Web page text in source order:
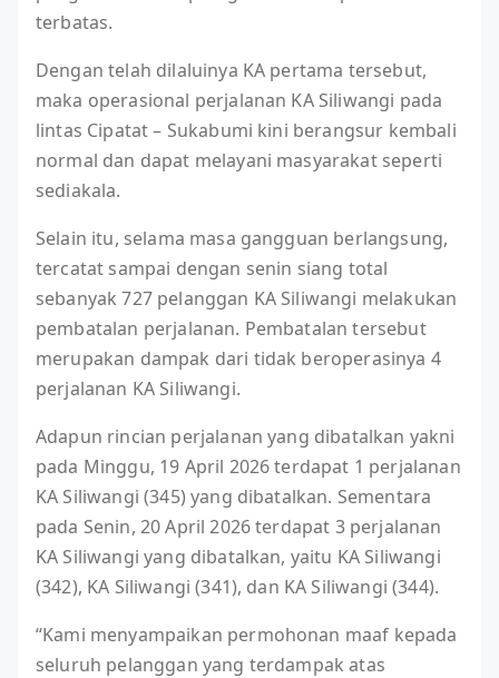
terbatas.
Dengan telah dilaluinya KA pertama tersebut,
maka operasional perjalanan KA Siliwangi pada
lintas Cipatat – Sukabumi kini berangsur kembali
normal dan dapat melayani masyarakat seperti
sediakala.
Selain itu, selama masa gangguan berlangsung,
tercatat sampai dengan senin siang total
sebanyak 727 pelanggan KA Siliwangi melakukan
pembatalan perjalanan. Pembatalan tersebut
merupakan dampak dari tidak beroperasinya 4
perjalanan KA Siliwangi.
Adapun rincian perjalanan yang dibatalkan yakni
pada Minggu, 19 April 2026 terdapat 1 perjalanan
KA Siliwangi (345) yang dibatalkan. Sementara
pada Senin, 20 April 2026 terdapat 3 perjalanan
KA Siliwangi yang dibatalkan, yaitu KA Siliwangi
(342), KA Siliwangi (341), dan KA Siliwangi (344).
“Kami menyampaikan permohonan maaf kepada
seluruh pelanggan yang terdampak atas